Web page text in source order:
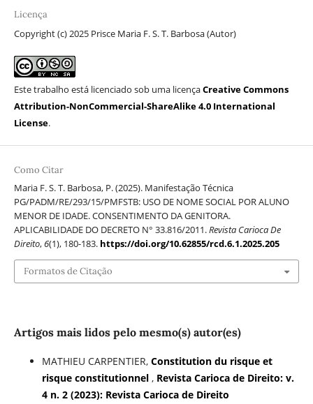
Licença
Copyright (c) 2025 Prisce Maria F. S. T. Barbosa (Autor)
Este trabalho está licenciado sob uma licençaCreative Commons
Attribution-NonCommercial-ShareAlike 4.0 International
License.
Como Citar
Maria F. S. T. Barbosa, P. (2025). Manifestação Técnica
PG/PADM/RE/293/15/PMFSTB: USO DE NOME SOCIAL POR ALUNO
MENOR DE IDADE. CONSENTIMENTO DA GENITORA.
APLICABILIDADE DO DECRETO N° 33.816/2011.Revista Carioca De
Direito,6(1), 180-183. https://doi.org/10.62855/rcd.6.1.2025.205
Formatos de Citação
Artigos mais lidos pelo mesmo(s) autor(es)
MATHIEU CARPENTIER, Constitution du risque et
risque constitutionnel , Revista Carioca de Direito: v.
4 n. 2 (2023): Revista Carioca de Direito